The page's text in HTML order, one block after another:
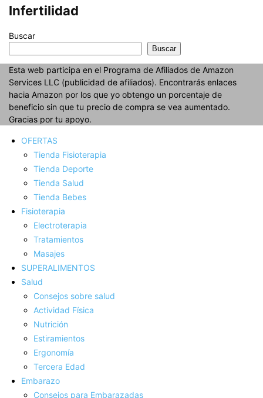
Infertilidad
Buscar
Buscar
Esta web participa en el Programa de Afiliados de Amazon
Services LLC (publicidad de afiliados). Encontrarás enlaces
hacia Amazon por los que yo obtengo un porcentaje de
beneficio sin que tu precio de compra se vea aumentado.
Gracias por tu apoyo.
OFERTAS
Tienda Fisioterapia
Tienda Deporte
Tienda Salud
Tienda Bebes
Fisioterapia
Electroterapia
Tratamientos
Masajes
SUPERALIMENTOS
Salud
Consejos sobre salud
Actividad Fí­sica
Nutrición
Estiramientos
Ergonomí­a
Tercera Edad
Embarazo
Consejos para Embarazadas